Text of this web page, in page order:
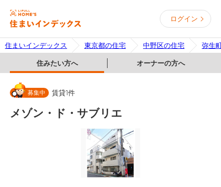
ログイン
住まいインデックス 東京都の住宅 中野区の住宅 弥生
住みたい方へ オーナーの方へ
募集中 賃貸1件
メゾン・ド・サブリエ